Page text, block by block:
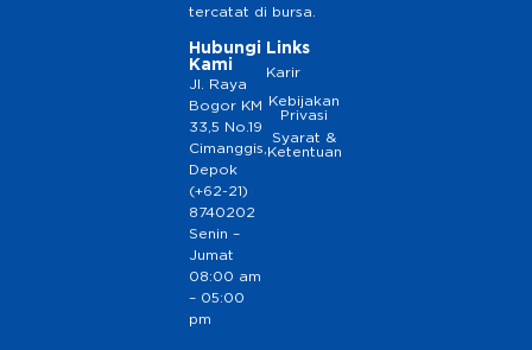
tercatat di bursa.
Hubungi
Kami
Jl. Raya
Bogor KM
33,5 No.19
Cimanggis,
Depok
(+62-21)
8740202
Senin –
Jumat
08:00 am
– 05:00
pm
Links
Karir
Kebijakan
Privasi
Syarat &
Ketentuan